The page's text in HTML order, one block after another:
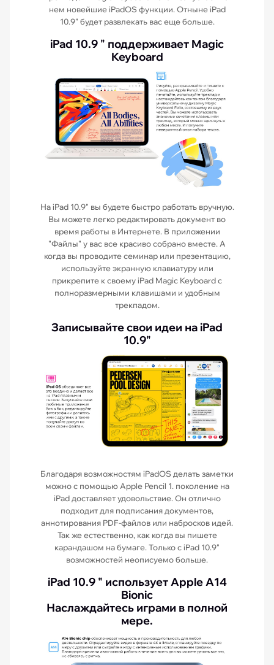
нем новейшие iPadOS функции. Отныне iPad
10.9" будет развлекать вас еще больше.
iPad 10.9 " поддерживает Magic
Keyboard
На iPad 10.9" вы будете быстро работать вручную.
Вы можете легко редактировать документ во
время работы в Интернете. В приложении
"Файлы" у вас все красиво собрано вместе. А
когда вы проводите семинар или презентацию,
используйте экранную клавиатуру или
прикрепите к своему iPad Magic Keyboard с
полноразмерными клавишами и удобным
трекпадом.
Записывайте свои идеи на iPad
10.9"
Благодаря возможностям iPadOS делать заметки
можно с помощью Apple Pencil 1. поколение на
iPad доставляет удовольствие. Он отлично
подходит для подписания документов,
аннотирования PDF-файлов или набросков идей.
Так же естественно, как когда вы пишете
карандашом на бумаге. Только с iPad 10.9"
возможностей неописуемо больше.
iPad 10.9 " использует Apple A14
Bionic
Наслаждайтесь играми в полной
мере.